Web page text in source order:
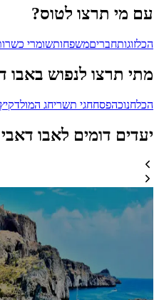
עם מי תרצו לטוס?
הכלזוגותחבריםמשפחותשומרי
מתי תרצו לנפוש באבו
הכלחנוכהפסחחגי תשריחג המולדקיץ
יעדים דומים לאבו דאבי